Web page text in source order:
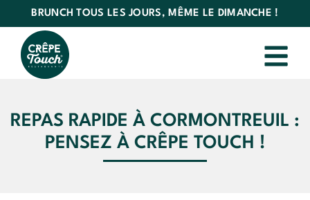
BRUNCH TOUS LES JOURS, MÊME LE DIMANCHE !
REPAS RAPIDE À CORMONTREUIL :
PENSEZ À CRÊPE TOUCH !